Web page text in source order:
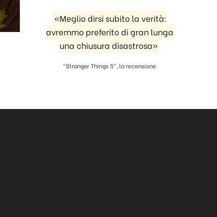
«Meglio dirsi subito la verità:
avremmo preferito di gran lunga
una chiusura disastrosa»
"Stranger Things 5", la recensione